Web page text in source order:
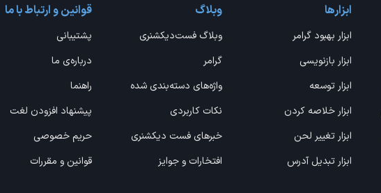
ابزارها
ابزار بهبود گرامر
ابزار بازنویسی
ابزار توسعه
ابزار خلاصه کردن
ابزار تغییر لحن
ابزار تبدیل آدرس
وبلاگ
وبلاگ فست‌دیکشنری
گرامر
واژه‌های دسته‌بندی شده
نکات کاربردی
خبرهای فست دیکشنری
افتخارات و جوایز
قوانین و ارتباط با ما
پشتیبانی
درباره‌ی ما
راهنما
پیشنهاد افزودن لغت
حریم خصوصی
قوانین و مقررات